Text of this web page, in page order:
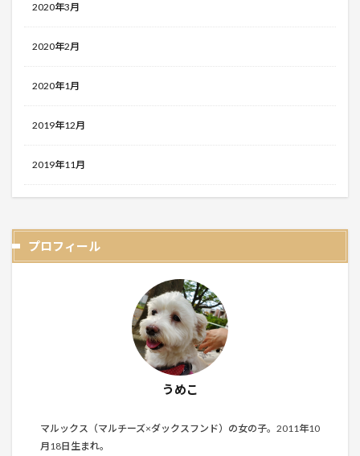
2020年3月
2020年2月
2020年1月
2019年12月
2019年11月
プロフィール
うめこ
マルックス（マルチーズ×ダックスフンド）の女の子。2011年10
月18日生まれ。